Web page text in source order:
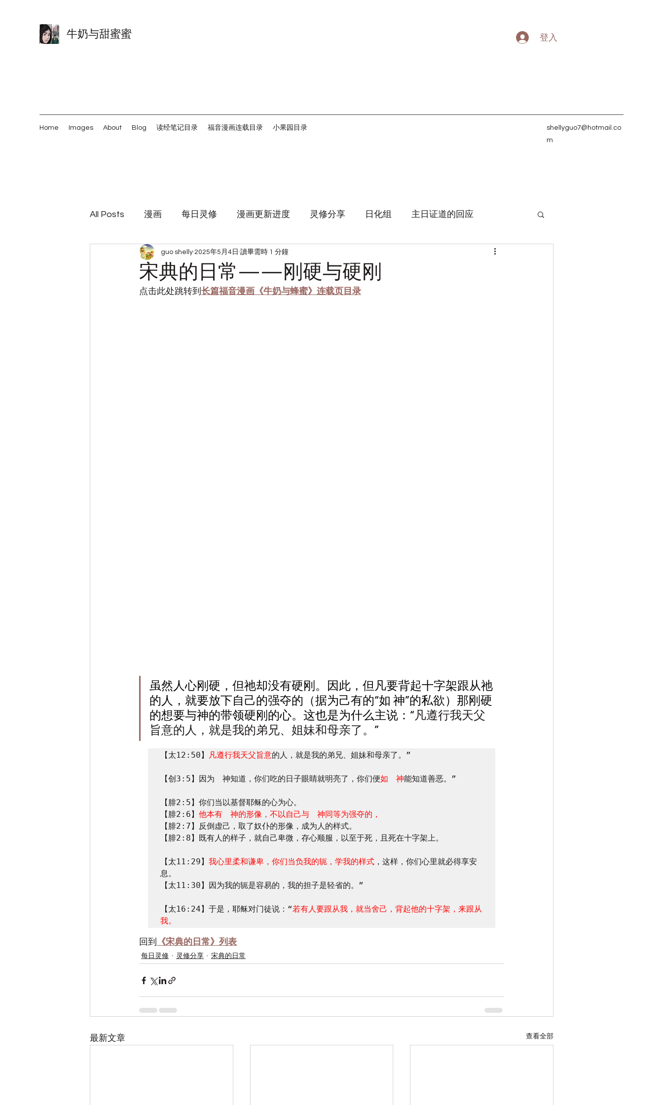
牛奶与甜蜜蜜 登入
Home Images About Blog 读经笔记目录 福音漫画连载目录 小果园目录
shellyguo7@hotmail.co
m
All Posts 漫画 每日灵修 漫画更新进度 灵修分享 日化组 主日证道的回应
周六查经小组笔记 带娃读经 宋典的日常
宋典的日常——刚硬与硬刚
guo shelly 2025年5月4日 讀畢需時 1 分鐘
点击此处跳转到 长篇福音漫画《牛奶与蜂蜜》连载页目录
虽然人心刚硬，但祂却没有硬刚。因此，但凡要背起十字架跟从祂
的人，就要放下自己的强夺的（据为己有的“如 神”的私欲）那刚硬
的想要与神的带领硬刚的心。这也是为什么主说：“凡遵行我天父
旨意的人，就是我的弟兄、姐妹和母亲了。 ”
【太12:50】 凡遵行我天父旨意的人，就是我的弟兄、姐妹和母亲了。”
【创3:5】因为　神知道，你们吃的日子眼睛就明亮了，你们便如　神能知道善恶。”
【腓2:5】你们当以基督耶稣的心为心。
【腓2:6】 他本有　神的形像，不以自己与　神同等为强夺的，
【腓2:7】反倒虚己，取了奴仆的形像，成为人的样式。
【腓2:8】既有人的样子，就自己卑微，存心顺服，以至于死，且死在十字架上。
【太11:29】 我心里柔和谦卑，你们当负我的轭，学我的样式 ，这样，你们心里就必得享安
息。
【太11:30】因为我的轭是容易的，我的担子是轻省的。”
【太16:24】于是，耶稣对门徒说：“若有人要跟从我，就当舍己，背起他的十字架，来跟从
我。
回到 《宋典的日常》列表
每日灵修 灵修分享 宋典的日常
最新文章 查看全部